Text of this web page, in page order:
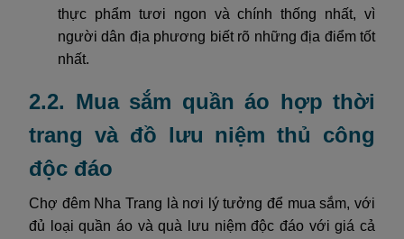
thực phẩm tươi ngon và chính thống nhất, vì
người dân địa phương biết rõ những địa điểm tốt
nhất.
2.2. Mua sắm quần áo hợp thời
trang và đồ lưu niệm thủ công
độc đáo
Chợ đêm Nha Trang là nơi lý tưởng để mua sắm, với
đủ loại quần áo và quà lưu niệm độc đáo với giá cả